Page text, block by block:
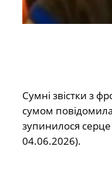
Сумні звістки з
сумом
зупинилося серце
04.06.2026).